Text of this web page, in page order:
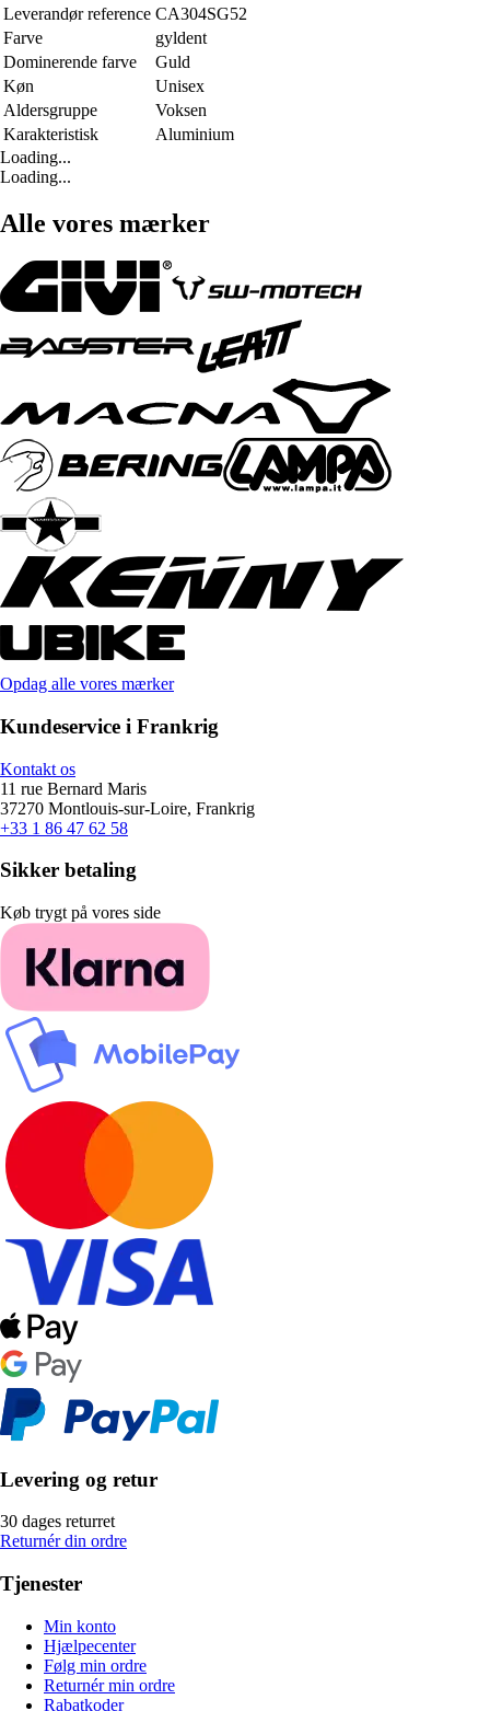
Leverandør reference CA304SG52
Farve
gyldent
Dominerende farve
Guld
Køn
Unisex
Aldersgruppe
Voksen
Karakteristisk
Aluminium
Loading...
Loading...
Alle vores mærker
Opdag alle vores mærker
Kundeservice i Frankrig
Kontakt os
11 rue Bernard Maris
37270 Montlouis-sur-Loire, Frankrig
+33 1 86 47 62 58
Sikker betaling
Køb trygt på vores side
Levering og retur
30 dages returret
Returnér din ordre
Tjenester
Min konto
Hjælpecenter
Følg min ordre
Returnér min ordre
Rabatkoder